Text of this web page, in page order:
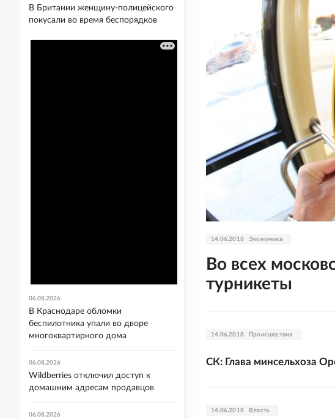
14.06.2018 Экономика
Во всех
турникеты
14.06.2018 Происшествия
СК: Глава минсельхоза
14.06.2018 Власть
В Британии женщину-полицейского
покусали во время беспорядков
06.08.2026
В Краснодаре обломки
беспилотника упали во дворе
многоквартирного дома
06.08.2026
Wildberries отключил доступ к
домашним адресам продавцов
06.08.2026